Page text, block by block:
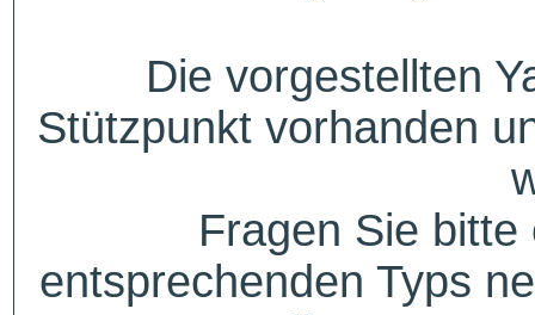
Die vorgestellten
Stützpunkt vorhanden
Fragen Sie
entsprechenden Typs